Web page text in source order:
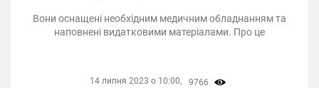
Вони оснащені необхідним медичним обладнанням та
наповнені видатковими матеріалами. Про це
14 липня 2023 о 10:00, 9766